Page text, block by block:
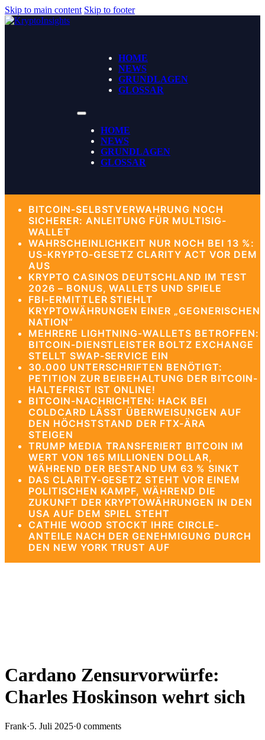
Skip to main content Skip to footer
HOME
NEWS
GRUNDLAGEN
GLOSSAR
HOME
NEWS
GRUNDLAGEN
GLOSSAR
BITCOIN-SELBSTVERWAHRUNG NOCH
SICHERER: ANLEITUNG FÜR MULTISIG-
WALLET
WAHRSCHEINLICHKEIT NUR NOCH BEI 13 %:
US-KRYPTO-GESETZ CLARITY ACT VOR DEM
AUS
KRYPTO CASINOS DEUTSCHLAND IM TEST
2026 – BONUS, WALLETS UND SPIELE
FBI-ERMITTLER STIEHLT
KRYPTOWÄHRUNGEN EINER „GEGNERISCHEN
NATION“
MEHRERE LIGHTNING-WALLETS BETROFFEN:
BITCOIN-DIENSTLEISTER BOLTZ EXCHANGE
STELLT SWAP-SERVICE EIN
30.000 UNTERSCHRIFTEN BENÖTIGT:
PETITION ZUR BEIBEHALTUNG DER BITCOIN-
HALTEFRIST IST ONLINE!
BITCOIN-NACHRICHTEN: HACK BEI
COLDCARD LÄSST ÜBERWEISUNGEN AUF
DEN HÖCHSTSTAND DER FTX-ÄRA
STEIGEN
TRUMP MEDIA TRANSFERIERT BITCOIN IM
WERT VON 165 MILLIONEN DOLLAR,
WÄHREND DER BESTAND UM 63 % SINKT
DAS CLARITY-GESETZ STEHT VOR EINEM
POLITISCHEN KAMPF, WÄHREND DIE
ZUKUNFT DER KRYPTOWÄHRUNGEN IN DEN
USA AUF DEM SPIEL STEHT
CATHIE WOOD STOCKT IHRE CIRCLE-
ANTEILE NACH DER GENEHMIGUNG DURCH
DEN NEW YORK TRUST AUF
Cardano Zensurvorwürfe:
Charles Hoskinson wehrt sich
Frank·5. Juli 2025·0 comments